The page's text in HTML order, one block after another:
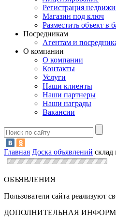
Регистрация
Магазин под ключ
Разместить объект в
Посредникам
Агентам и
О компании
О компании
Контакты
Услуги
Наши клиенты
Наши партнеры
Наши награды
Вакансии
Главная Доска объявлений склад
ОБЪЯВЛЕНИЯ
Пользователи сайта реализуют
ДОПОЛНИТЕЛЬНАЯ